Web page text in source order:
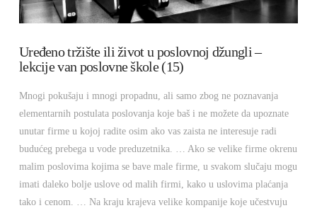
Uređeno tržište ili život u poslovnoj džungli –
lekcije van poslovne škole (15)
Mnogi pokušaju i mnogi propadnu, ali samo zbog ne poznavanja
elementarnih postulata poslovanja koje baš i ne možete da upoznate
unutar firme u kojoj radite osim ako vas zaista ne interesuje radi
budućeg prebega u vode preduzetnika. … Ako se velike firme okrenu
malim poslovima kojima se bave male firme, u svakom slučaju mogu
imati daleko bolje uslove od malih firmi, kako u uslovima plaćanja
tako i cenom. … Na kraju krajeva velike kompanije koje učestvuju